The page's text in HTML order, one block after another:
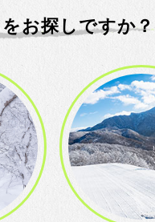
お探しですか？